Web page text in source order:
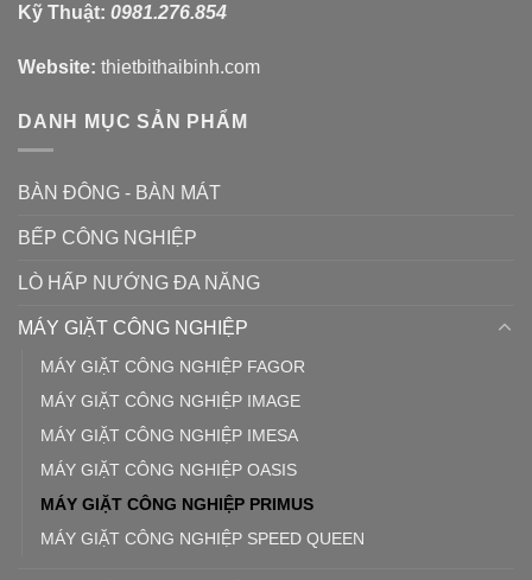
Kỹ Thuật: 0981.276.854
Website: thietbithaibinh.com
DANH MỤC SẢN PHẨM
BÀN ĐÔNG - BÀN MÁT
BẾP CÔNG NGHIỆP
LÒ HẤP NƯỚNG ĐA NĂNG
MÁY GIẶT CÔNG NGHIỆP
MÁY GIẶT CÔNG NGHIỆP FAGOR
MÁY GIẶT CÔNG NGHIỆP IMAGE
MÁY GIẶT CÔNG NGHIỆP IMESA
MÁY GIẶT CÔNG NGHIỆP OASIS
MÁY GIẶT CÔNG NGHIỆP PRIMUS
MÁY GIẶT CÔNG NGHIỆP SPEED QUEEN